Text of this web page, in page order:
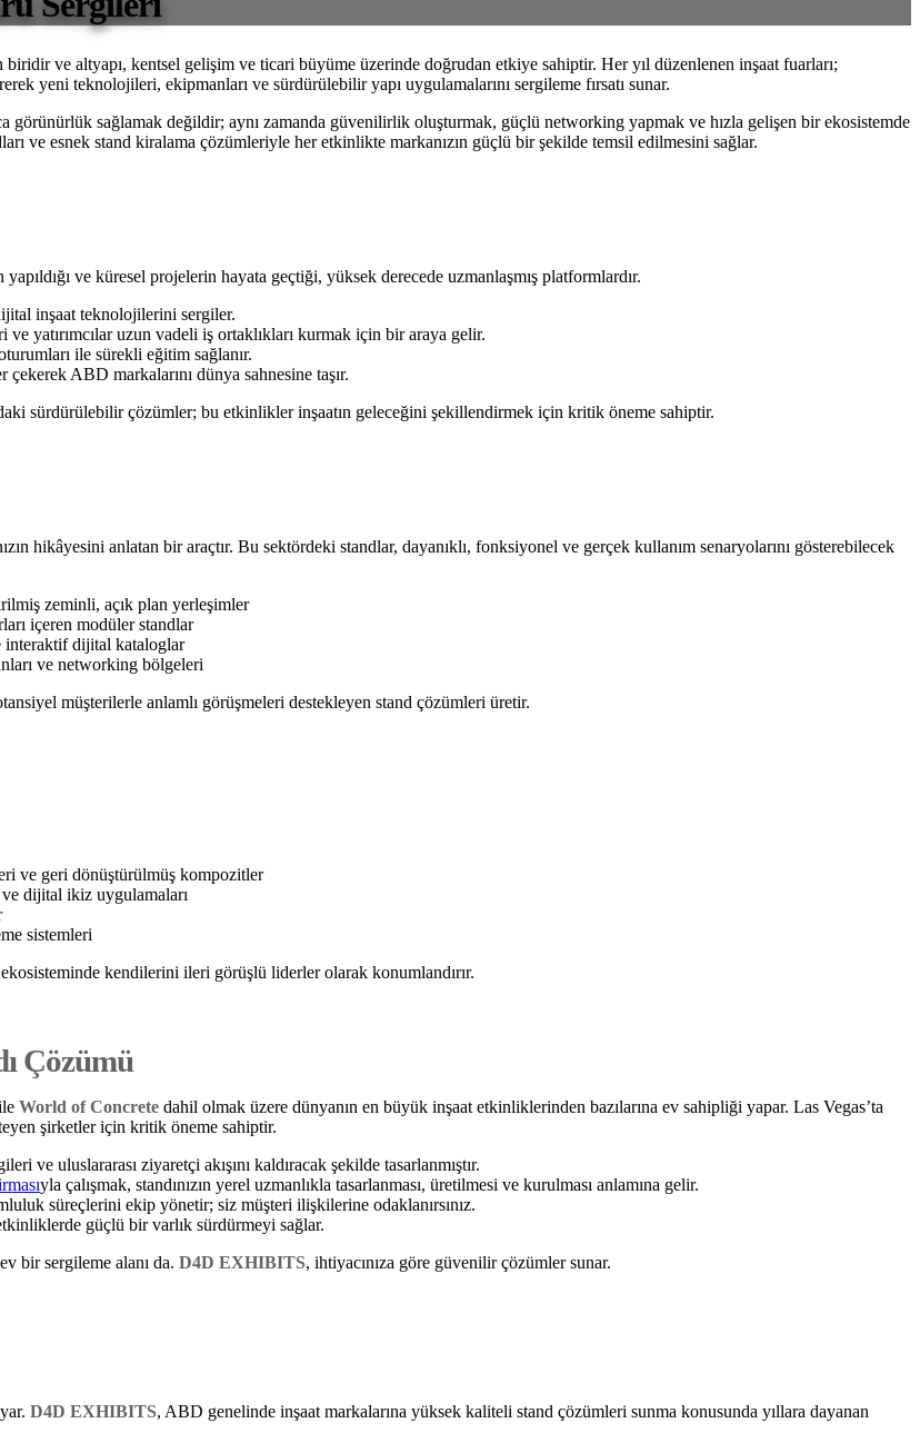
ve altyapı, kentsel gelişim ve ticari büyüme üzerinde doğrudan etkiye sahiptir. Her yıl düzenlenen inşaat fuarları;
yeni teknolojileri, ekipmanları ve sürdürülebilir yapı uygulamalarını sergileme fırsatı sunar.
görünürlük sağlamak değildir; aynı zamanda güvenilirlik oluşturmak, güçlü networking yapmak ve hızla gelişen bir ekosistemde
ve esnek stand kiralama çözümleriyle her etkinlikte markanızın güçlü bir şekilde temsil edilmesini sağlar.
ve küresel projelerin hayata geçtiği, yüksek derecede uzmanlaşmış platformlardır.
inşaat teknolojilerini sergiler.
yatırımcılar uzun vadeli iş ortaklıkları kurmak için bir araya gelir.
ile sürekli eğitim sağlanır.
ABD markalarını dünya sahnesine taşır.
sürdürülebilir çözümler; bu etkinlikler inşaatın geleceğini şekillendirmek için kritik öneme sahiptir.
hikâyesini anlatan bir araçtır. Bu sektördeki standlar, dayanıklı, fonksiyonel ve gerçek kullanım senaryolarını gösterebilecek
zeminli, açık plan yerleşimler
içeren modüler standlar
interaktif dijital kataloglar
ve networking bölgeleri
müşterilerle anlamlı görüşmeleri destekleyen stand çözümleri üretir.
ve geri dönüştürülmüş kompozitler
dijital ikiz uygulamaları
sistemleri
ekosisteminde kendilerini ileri görüşlü liderler olarak konumlandırır.
Çözümü
World of Concrete dahil olmak üzere dünyanın en büyük inşaat etkinliklerinden bazılarına ev sahipliği yapar. Las Vegas’ta
şirketler için kritik öneme sahiptir.
ve uluslararası ziyaretçi akışını kaldıracak şekilde tasarlanmıştır.
yla çalışmak, standınızın yerel uzmanlıkla tasarlanması, üretilmesi ve kurulması anlamına gelir.
süreçlerini ekip yönetir; siz müşteri ilişkilerine odaklanırsınız.
güçlü bir varlık sürdürmeyi sağlar.
bir sergileme alanı da. D4D EXHIBITS, ihtiyacınıza göre güvenilir çözümler sunar.
D4D EXHIBITS, ABD genelinde inşaat markalarına yüksek kaliteli stand çözümleri sunma konusunda yıllara dayanan